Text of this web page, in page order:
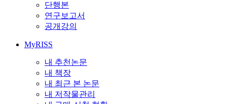
단행본
연구보고서
공개강의
MyRISS
내 추천논문
내 책장
내 최근 본 논문
내 저작물관리